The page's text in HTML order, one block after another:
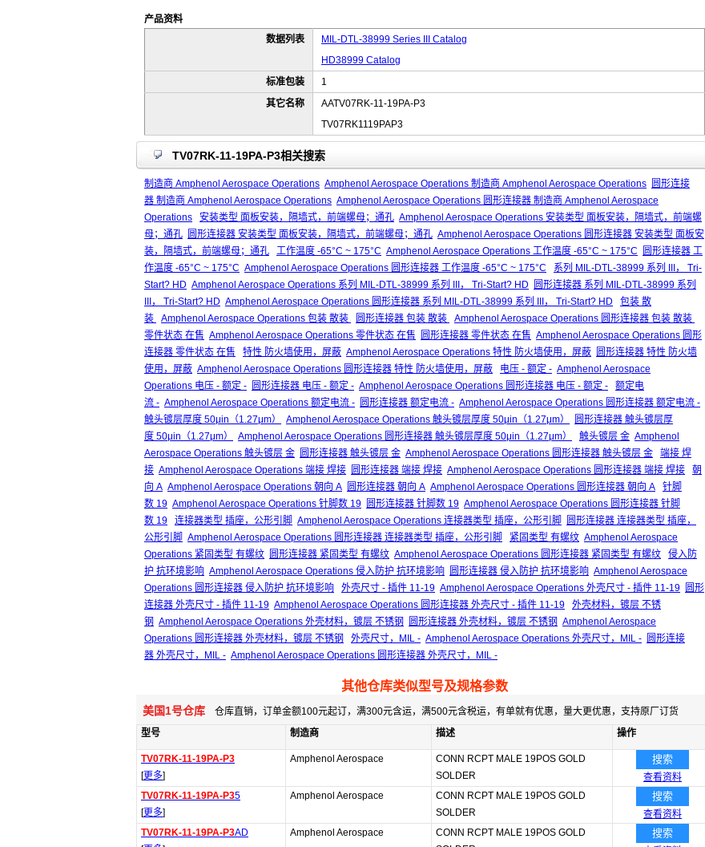
产品资料
数据列表
MIL-DTL-38999 Series III Catalog
HD38999 Catalog
标准包装
1
其它名称
AATV07RK-11-19PA-P3
TV07RK1119PAP3
TV07RK-11-19PA-P3相关搜索
制造商 Amphenol Aerospace Operations Amphenol Aerospace Operations 制造商 Amphenol Aerospace Operations 圆形连接
器 制造商 Amphenol Aerospace Operations Amphenol Aerospace Operations 圆形连接器 制造商 Amphenol Aerospace
Operations
安装类型 面板安装，隔墙式，前端螺母；通孔 Amphenol Aerospace Operations 安装类型 面板安装，隔墙式，前端螺
母；通孔 圆形连接器 安装类型 面板安装，隔墙式，前端螺母；通孔 Amphenol Aerospace Operations 圆形连接器 安装类型 面板安
装，隔墙式，前端螺母；通孔
工作温度 -65°C ~ 175°C Amphenol Aerospace Operations 工作温度 -65°C ~ 175°C
圆形连接器 工
作温度 -65°C ~ 175°C Amphenol Aerospace Operations 圆形连接器 工作温度 -65°C ~ 175°C
系列 MIL-DTL-38999 系列 III， Tri-
Start? HD Amphenol Aerospace Operations 系列 MIL-DTL-38999 系列 III， Tri-Start? HD
圆形连接器 系列 MIL-DTL-38999 系列
III， Tri-Start? HD Amphenol Aerospace Operations 圆形连接器 系列 MIL-DTL-38999 系列 III， Tri-Start? HD
包装 散
装
Amphenol Aerospace Operations 包装 散装 圆形连接器 包装 散装
Amphenol Aerospace Operations 圆形连接器 包装 散装
零件状态 在售 Amphenol Aerospace Operations 零件状态 在售 圆形连接器 零件状态 在售 Amphenol Aerospace Operations 圆形
连接器 零件状态 在售
特性 防火墙使用，屏蔽 Amphenol Aerospace Operations 特性 防火墙使用，屏蔽 圆形连接器 特性 防火墙
使用，屏蔽 Amphenol Aerospace Operations 圆形连接器 特性 防火墙使用，屏蔽 电压 - 额定 - Amphenol Aerospace
Operations 电压 - 额定 - 圆形连接器 电压 - 额定 - Amphenol Aerospace Operations 圆形连接器 电压 - 额定 -
额定电
流 - Amphenol Aerospace Operations 额定电流 - 圆形连接器 额定电流 - Amphenol Aerospace Operations 圆形连接器 额定电流 -
触头镀层厚度 50μin（1.27μm）
Amphenol Aerospace Operations 触头镀层厚度 50μin（1.27μm）
圆形连接器 触头镀层厚
度 50μin（1.27μm）
Amphenol Aerospace Operations 圆形连接器 触头镀层厚度 50μin（1.27μm） 触头镀层 金 Amphenol
Aerospace Operations 触头镀层 金 圆形连接器 触头镀层 金 Amphenol Aerospace Operations 圆形连接器 触头镀层 金
端接 焊
接 Amphenol Aerospace Operations 端接 焊接 圆形连接器 端接 焊接 Amphenol Aerospace Operations 圆形连接器 端接 焊接
朝
向 A Amphenol Aerospace Operations 朝向 A 圆形连接器 朝向 A Amphenol Aerospace Operations 圆形连接器 朝向 A
针脚
数 19 Amphenol Aerospace Operations 针脚数 19 圆形连接器 针脚数 19 Amphenol Aerospace Operations 圆形连接器 针脚
数 19
连接器类型 插座，公形引脚 Amphenol Aerospace Operations 连接器类型 插座，公形引脚 圆形连接器 连接器类型 插座，
公形引脚 Amphenol Aerospace Operations 圆形连接器 连接器类型 插座，公形引脚 紧固类型 有螺纹 Amphenol Aerospace
Operations 紧固类型 有螺纹 圆形连接器 紧固类型 有螺纹 Amphenol Aerospace Operations 圆形连接器 紧固类型 有螺纹
侵入防
护 抗环境影响 Amphenol Aerospace Operations 侵入防护 抗环境影响 圆形连接器 侵入防护 抗环境影响 Amphenol Aerospace
Operations 圆形连接器 侵入防护 抗环境影响
外壳尺寸 - 插件 11-19 Amphenol Aerospace Operations 外壳尺寸 - 插件 11-19 圆形
连接器 外壳尺寸 - 插件 11-19 Amphenol Aerospace Operations 圆形连接器 外壳尺寸 - 插件 11-19
外壳材料，镀层 不锈
钢 Amphenol Aerospace Operations 外壳材料，镀层 不锈钢 圆形连接器 外壳材料，镀层 不锈钢 Amphenol Aerospace
Operations 圆形连接器 外壳材料，镀层 不锈钢
外壳尺寸，MIL - Amphenol Aerospace Operations 外壳尺寸，MIL - 圆形连接
器 外壳尺寸，MIL - Amphenol Aerospace Operations 圆形连接器 外壳尺寸，MIL -
其他仓库类似型号及规格参数
美国1号仓库 仓库直销，订单金额100元起订，满300元含运，满500元含税运，有单就有优惠，量大更优惠，支持原厂订货
型号
制造商 描述 操作
TV07RK-11-19PA-P3
[更多]
Amphenol Aerospace
CONN RCPT MALE 19POS GOLD
SOLDER
搜索
查看资料
TV07RK-11-19PA-P35
[更多]
Amphenol Aerospace
CONN RCPT MALE 19POS GOLD
SOLDER
搜索
查看资料
TV07RK-11-19PA-P3AD
Amphenol Aerospace
CONN RCPT MALE 19POS GOLD
搜索